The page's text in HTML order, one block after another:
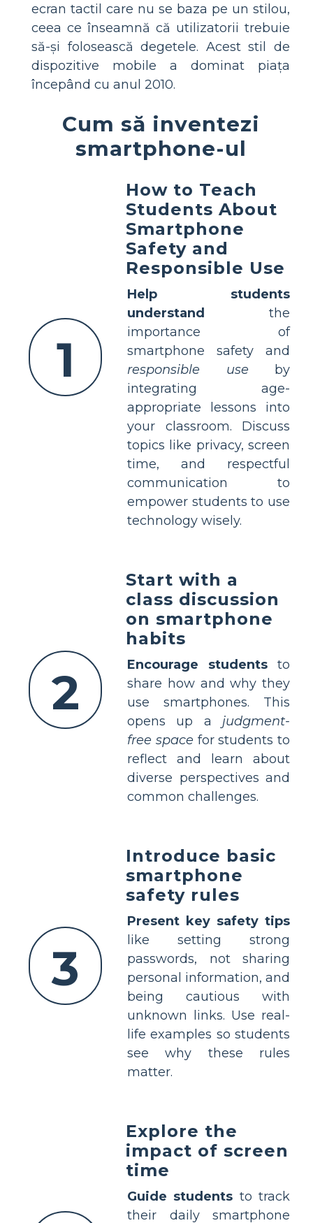
ecran tactil care nu se baza pe un stilou,
ceea ce înseamnă că utilizatorii trebuie
să-și folosească degetele. Acest stil de
dispozitive mobile a dominat piața
începând cu anul 2010.
Cum să inventezi
smartphone-ul
1
How to Teach
Students About
Smartphone
Safety and
Responsible Use
Help students
understand
the
importance of
smartphone safety and
responsible use by
integrating age-
appropriate lessons into
your classroom. Discuss
topics like privacy, screen
time, and respectful
communication to
empower students to use
technology wisely.
2
Start with a
class discussion
on smartphone
habits
Encourage students to
share how and why they
use smartphones. This
opens up a judgment-
free space for students to
reflect and learn about
diverse perspectives and
common challenges.
3
Introduce basic
smartphone
safety rules
Present key safety tips
like setting strong
passwords, not sharing
personal information, and
being cautious with
unknown links. Use real-
life examples so students
see why these rules
matter.
Explore the
impact of screen
time
Guide students to track
their daily smartphone